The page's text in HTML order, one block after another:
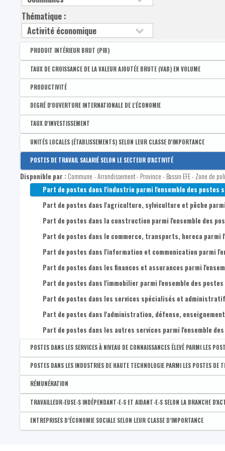
Thématique :
PRODUIT INTÉRIEUR BRUT (PIB)
Disponible par :Arrondissement - Province
Produit intérieur brut (PIB) par habitant - Wallonie = 100
Produit intérieur brut (PIB) par habitant - Belgique = 100
PIB par habitant à prix courant
TAUX DE CROISSANCE DE LA VALEUR AJOUTÉE BRUTE (VAB) EN VOLUME
Disponible par :Arrondissement - Province
Taux de croissance de la VAB en volume
PRODUCTIVITÉ
Disponible par :Arrondissement - Province
Productivité moyenne
DEGRÉ D'OUVERTURE INTERNATIONALE DE L'ÉCONOMIE
Disponible par :Arrondissement - Province
Degré d'ouverture international de l'économie
Montant des importations
Montant des exportations
TAUX D'INVESTISSEMENT
Disponible par :Arrondissement - Province
Taux d'investissement
UNITÉS LOCALES (ÉTABLISSEMENTS) SELON LEUR CLASSE D'IMPORTANCE
Disponible par :Commune - Arrondissement - Province - Bassin EFE - Zone de
Nombre d’établissements avec au moins un poste salarié
Nombre d'établissements de 1 à 4 postes salariés
Nombre d'établissements de 5 à 9 postes salariés
Nombre d'établissements de 10 à 19 postes salariés
Nombre d'établissements de 20 à 49 postes salariés
Nombre d'établissements de 50 à 99 postes salariés
Nombre d'établissements de 100 postes salariés et plus
POSTES DE TRAVAIL SALARIÉ SELON LE SECTEUR D'ACTIVITÉ
Disponible par : Commune - Arrondissement - Province - Bassin EFE - Zone de
Part de postes dans l'industrie parmi l'ensemble des postes
Part de postes dans l'agriculture, sylviculture et pêche
Part de postes dans la construction parmi l'ensemble des
Part de postes dans le commerce, transports, horeca parmi
Part de postes dans l'information et communication parmi
Part de postes dans les finances et assurances parmi
Part de postes dans l'immobilier parmi l'ensemble des
Part de postes dans les services spécialisés et
Part de postes dans l'administration, défense,
Part de postes dans les autres services parmi l'ensemble
POSTES DANS LES SERVICES À NIVEAU DE CONNAISSANCES ÉLEVÉ PARMI LES
Disponible par :Commune - Arrondissement - Province - Bassin EFE - Zone de
Part des postes de travail dans les services à niveau de
POSTES DANS LES INDUSTRIES DE HAUTE TECHNOLOGIE PARMI LES POSTES DE
Disponible par :Commune - Arrondissement - Province - Bassin EFE - Zone de
Part des postes de travail dans les industries de haute
RÉMUNÉRATION
Disponible par :Arrondissement - Province
Rémunération par salarié selon le lieu de travail
TRAVAILLEUR-EUSE-S INDÉPENDANT-E-S ET AIDANT-E-S SELON LA BRANCHE
Disponible par :Commune - Arrondissement - Province - Bassin EFE - Zone de
Part de professions libérales parmi les indépendant-e-s
ENTREPRISES D’ÉCONOMIE SOCIALE SELON LEUR CLASSE D’IMPORTANCE